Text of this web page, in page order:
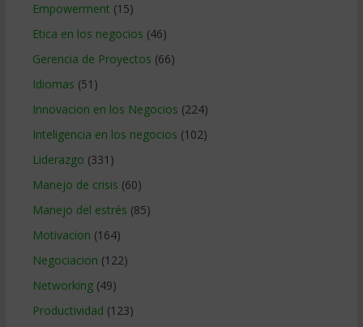
Empowerment (15)
Etica en los negocios (46)
Gerencia de Proyectos (66)
Idiomas (51)
Innovacion en los Negocios (224)
Inteligencia en los negocios (102)
Liderazgo (331)
Manejo de crisis (60)
Manejo del estrés (85)
Motivacion (164)
Negociacion (122)
Networking(49)
Productividad (123)